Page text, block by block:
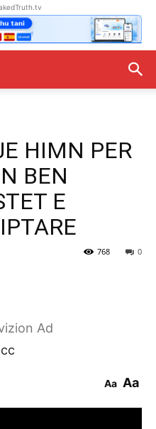
HIMN PER
BEN
E
0
768
Ad
Aa Aa